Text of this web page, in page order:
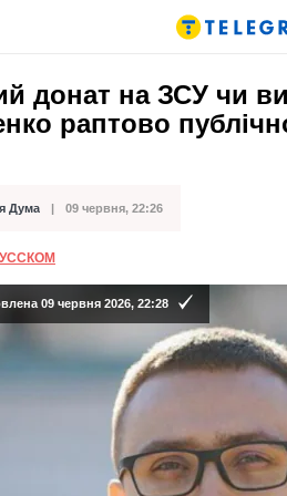
донат на ЗСУ чи
раптово
Дума 09 червня, 22:26
09 червня 2026, 22:28